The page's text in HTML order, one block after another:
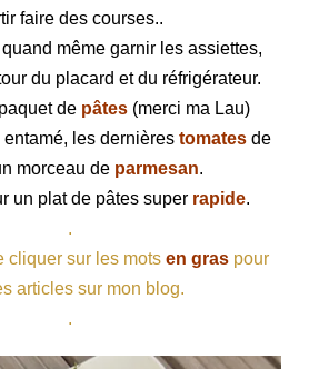
faire des courses..
quand même garnir les assiettes,
du placard et du réfrigérateur.
de pâtes (merci ma Lau)
entamé, les dernières tomatesde
morceau de parmesan.
un plat de pâtes super rapide.
.
cliquer sur les mots en graspour
articles sur mon blog.
.